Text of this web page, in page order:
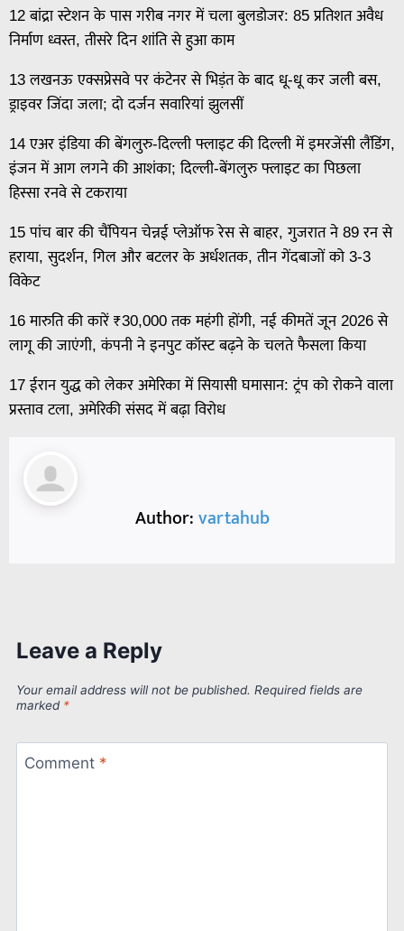
12 बांद्रा स्टेशन के पास गरीब नगर में चला बुलडोजर: 85 प्रतिशत अवैध
निर्माण ध्वस्त, तीसरे दिन शांति से हुआ काम
13 लखनऊ एक्सप्रेसवे पर कंटेनर से भिड़ंत के बाद धू-धू कर जली बस,
ड्राइवर जिंदा जला; दो दर्जन सवारियां झुलसीं
14 एअर इंडिया की बेंगलुरु-दिल्ली फ्लाइट की दिल्ली में इमरजेंसी लैंडिंग,
इंजन में आग लगने की आशंका; दिल्ली-बेंगलुरु फ्लाइट का पिछला
हिस्सा रनवे से टकराया
15 पांच बार की चैंपियन चेन्नई प्लेऑफ रेस से बाहर, गुजरात ने 89 रन से
हराया, सुदर्शन, गिल और बटलर के अर्धशतक, तीन गेंदबाजों को 3-3
विकेट
16 मारुति की कारें ₹30,000 तक महंगी होंगी, नई कीमतें जून 2026 से
लागू की जाएंगी, कंपनी ने इनपुट कॉस्ट बढ़ने के चलते फैसला किया
17 ईरान युद्ध को लेकर अमेरिका में सियासी घमासान: ट्रंप को रोकने वाला
प्रस्ताव टला, अमेरिकी संसद में बढ़ा विरोध
Author:vartahub
Leave a Reply
Your email address will not be published. Required fields are
marked *
Comment *